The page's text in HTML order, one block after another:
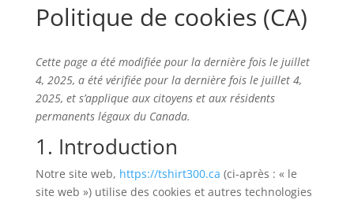
Politique de cookies (CA)
Cette page a été modifiée pour la dernière fois le juillet
4, 2025, a été vérifiée pour la dernière fois le juillet 4,
2025, et s’applique aux citoyens et aux résidents
permanents légaux du Canada.
1. Introduction
Notre site web, https://tshirt300.ca (ci-après : « le
site web ») utilise des cookies et autres technologies